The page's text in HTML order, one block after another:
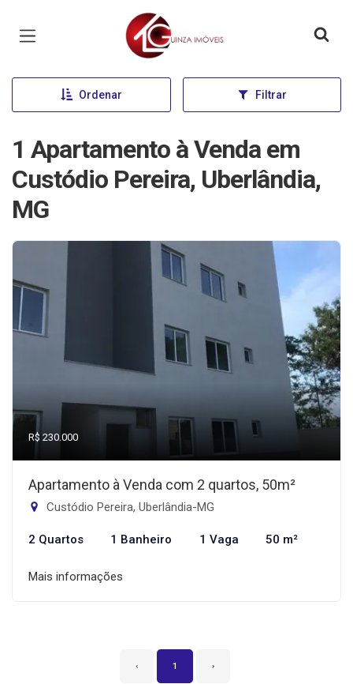
Página inicial
Ordenar Filtrar
1 Apartamento à Venda em
Custódio Pereira, Uberlândia,
MG
R$ 230.000
Apartamento à Venda com 2 quartos, 50m²
Custódio Pereira, Uberlândia-MG
2 Quartos 1 Banheiro 1 Vaga 50 m²
Mais informações
‹ 1 ›